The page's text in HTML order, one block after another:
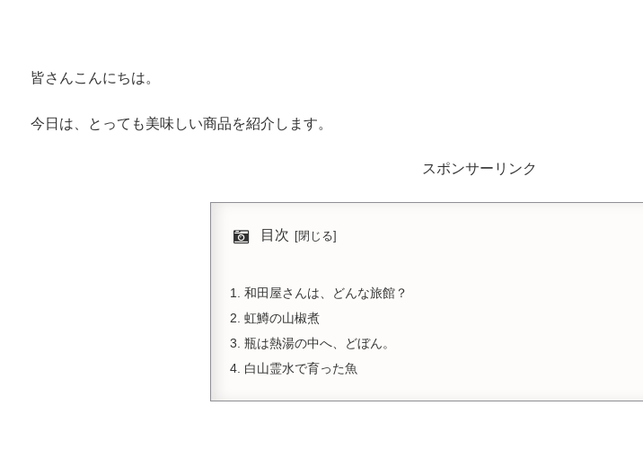
皆さんこんにちは。
今日は、とっても美味しい商品を紹介します。
スポンサーリンク
目次
和田屋さんは、どんな旅館？
虹鱒の山椒煮
瓶は熱湯の中へ、どぼん。
白山霊水で育った魚